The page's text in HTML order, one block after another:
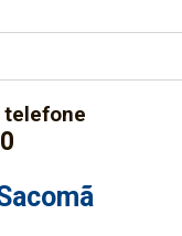
telefone